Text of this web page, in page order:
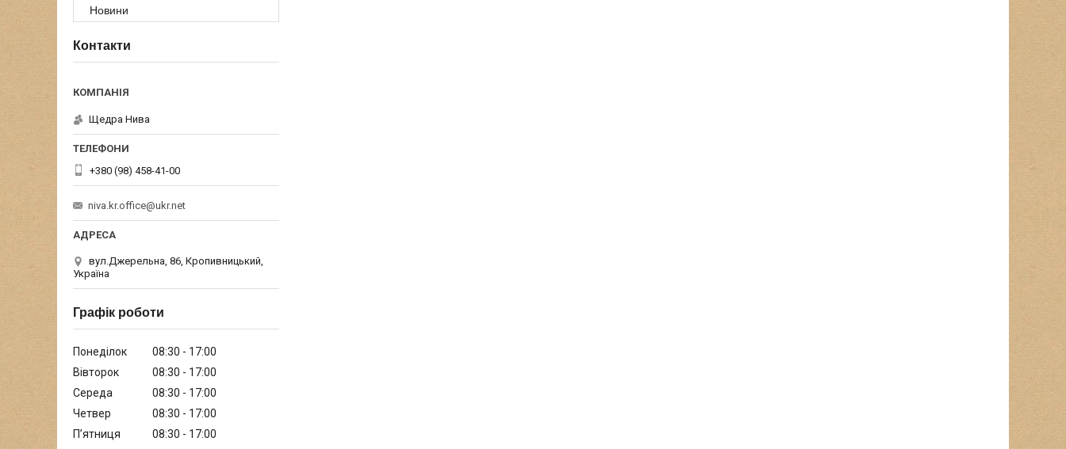
Новини
Контакти
Щедра Нива
+380 (98) 458-41-00
niva.kr.office@ukr.net
вул.Джерельна, 86, Кропивницький,
Україна
Графік роботи
Понеділок 08:30
17:00
Вівторок
08:30
17:00
Середа
08:30
17:00
Четвер
08:30
17:00
Пʼятниця
08:30
17:00